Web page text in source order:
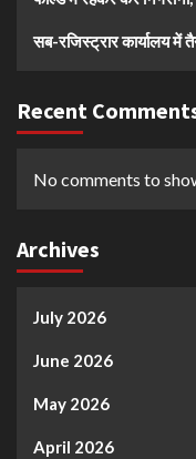
सब-रजिस्ट्रार कार्यालय में
Recent
No comments to
Archives
July 2026
June 2026
May 2026
April 2026